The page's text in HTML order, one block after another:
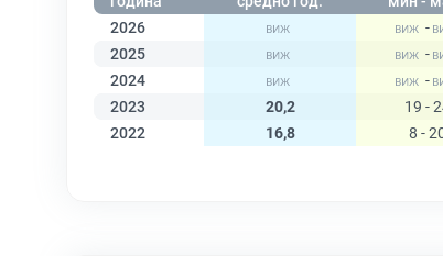
2026
-
2025
-
2024
-
2023
20,2 19 -
2022
16,8 8 -